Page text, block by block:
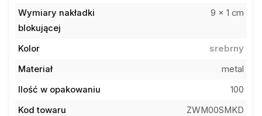
Wymiary nakładki
blokującej
9 x 1 cm
Kolor
srebrny
Materiał
metal
Ilość w opakowaniu
100
Kod towaru
ZWM00SMKD